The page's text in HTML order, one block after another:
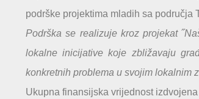
podrške projektima mladih sa područja
Podrška se realizuje kroz projekat
lokalne inicijative koje zbližavaju
konkretnih problema u svojim lokalnim
Ukupna finansijska vrijednost